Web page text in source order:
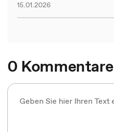
15.01.2026
0 Kommentare